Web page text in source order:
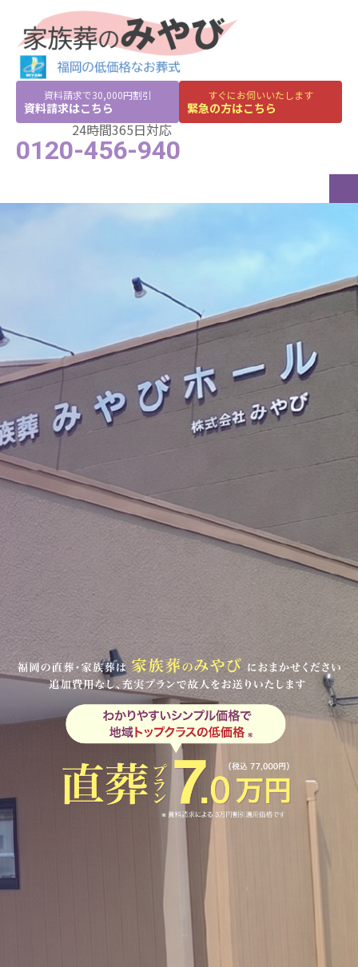
資料請求で30,000円割引
資料請求はこちら
すぐにお伺いいたします
緊急の方はこちら
24時間365日対応
0120-456-940